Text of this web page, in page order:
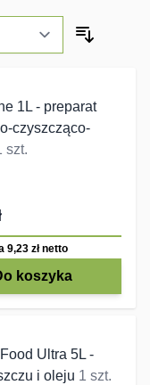
1L - preparat
czyszcząco-
szt.
9,23 złnetto
koszyka
Ultra 5L -
i oleju 1 szt.